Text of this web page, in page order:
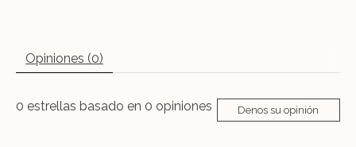
Opiniones (0)
0 estrellas basado en 0 opiniones Denos su opinión